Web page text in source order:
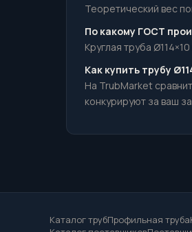
Теоретический вес
По какому ГОСТ
Круглая труба
Как купить трубу
На TrubMarket
конкурируют за ваш
Каталог трубПрофильная труба